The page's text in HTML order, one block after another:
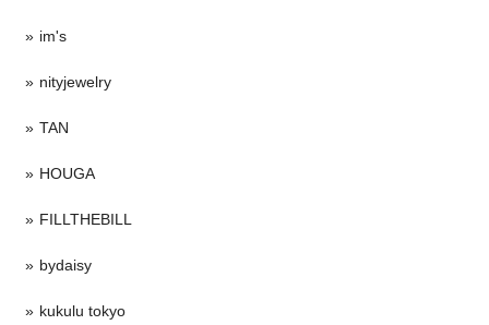
im's
nityjewelry
TAN
HOUGA
FILLTHEBILL
bydaisy
kukulu tokyo